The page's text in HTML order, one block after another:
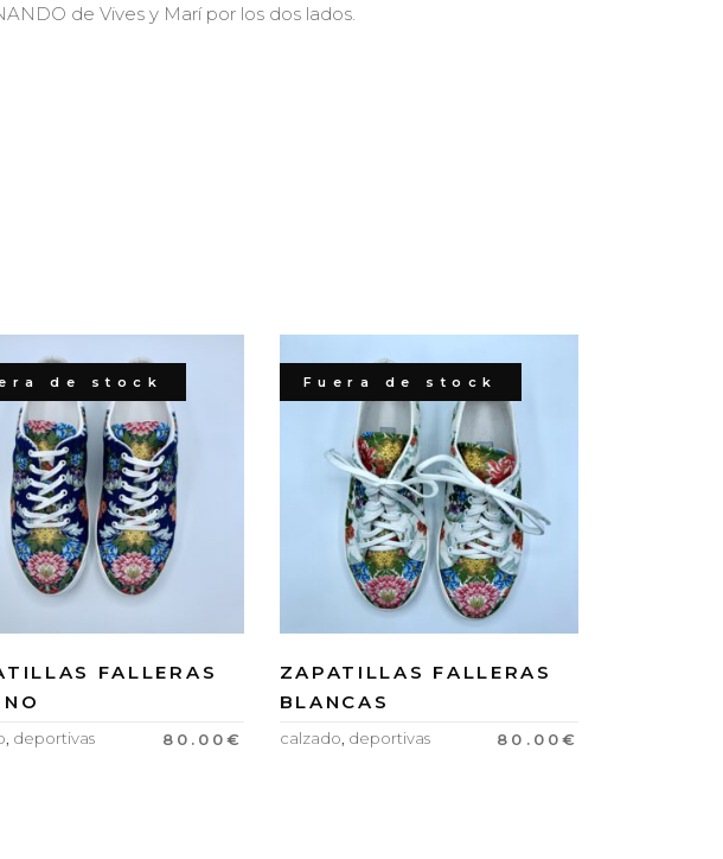
de Vives y Marí por los dos lados.
de stock
FALLERAS
80.00€
, deportivas
Fuera de stock
ZAPATILLAS FALLERAS
BLANCAS
80.00€
calzado, deportivas